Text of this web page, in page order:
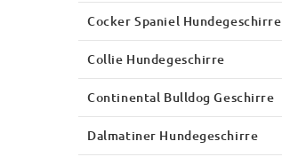
Cocker Spaniel Hundegeschirre
Collie Hundegeschirre
Continental Bulldog Geschirre
Dalmatiner Hundegeschirre